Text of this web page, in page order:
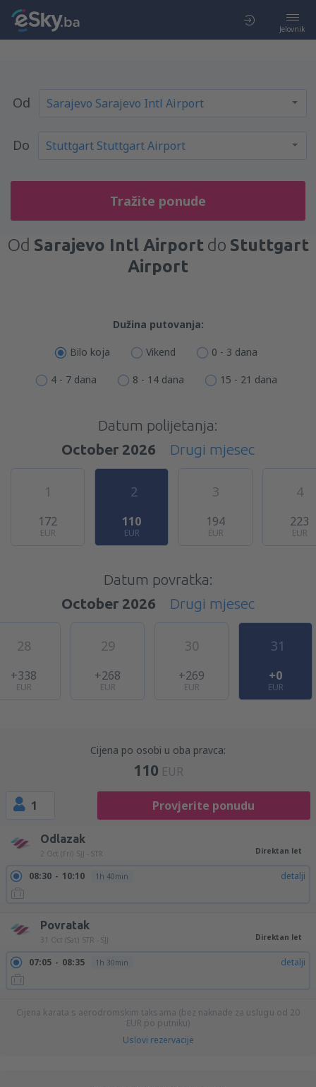
Jelovnik
Od
Do
Tražite ponude
Od Sarajevo Intl Airportdo Stuttgart
Airport
Dužina putovanja:
Bilo koja Vikend 0 - 3 dana
4 - 7 dana 8 - 14 dana 15 - 21 dana
Datum polijetanja:
October 2026
Drugi mjesec
1
172
EUR
2
110
EUR
3
194
EUR
4
223
EUR
Datum povratka:
October 2026
Drugi mjesec
28
+338
EUR
29
+268
EUR
30
+269
EUR
31
+0
EUR
Cijena po osobi u oba pravca:
110 EUR
1 Provjerite ponudu
Odlazak
2 Oct (Fri) SJJ - STR Direktan let
08:30 10:10 1h 40min detalji
Povratak
31 Oct (Sat) STR - SJJ Direktan let
07:05 08:35 1h 30min detalji
Cijena karata s aerodromskim taksama (bez naknade za uslugu od 20
EUR po putniku)
Uslovi rezervacije